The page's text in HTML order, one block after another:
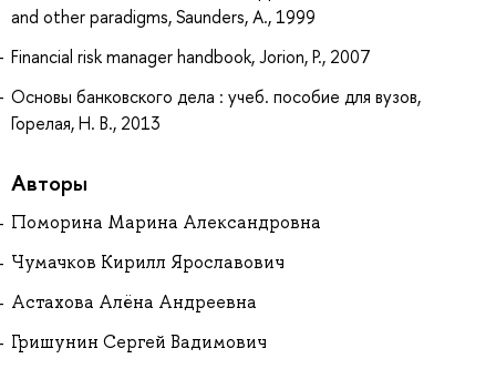
and other paradigms, Saunders, A., 1999
Financial risk manager handbook, Jorion, P., 2007
Основы банковского дела : учеб. пособие для вузов,
Горелая, Н. В., 2013
Авторы
Поморина Марина Александровна
Чумачков Кирилл Ярославович
Астахова Алёна Андреевна
Гришунин Сергей Вадимович